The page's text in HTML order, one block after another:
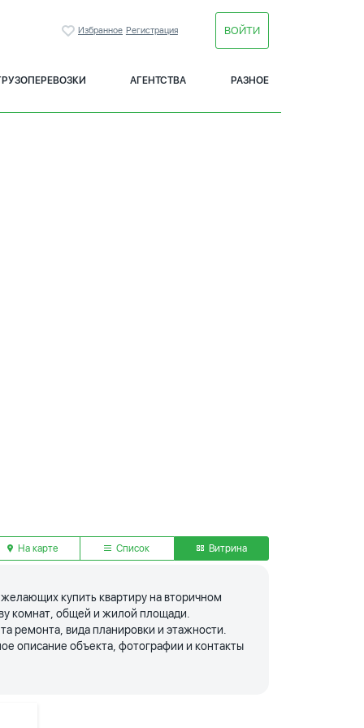
Избранное Регистрация ВОЙТИ
АГЕНТСТВА РАЗНОЕ
На карте Список Витрина
купить квартиру на вторичном
комнат, общей и жилой площади.
ремонта, вида планировки и этажности.
описание объекта, фотографии и контакты